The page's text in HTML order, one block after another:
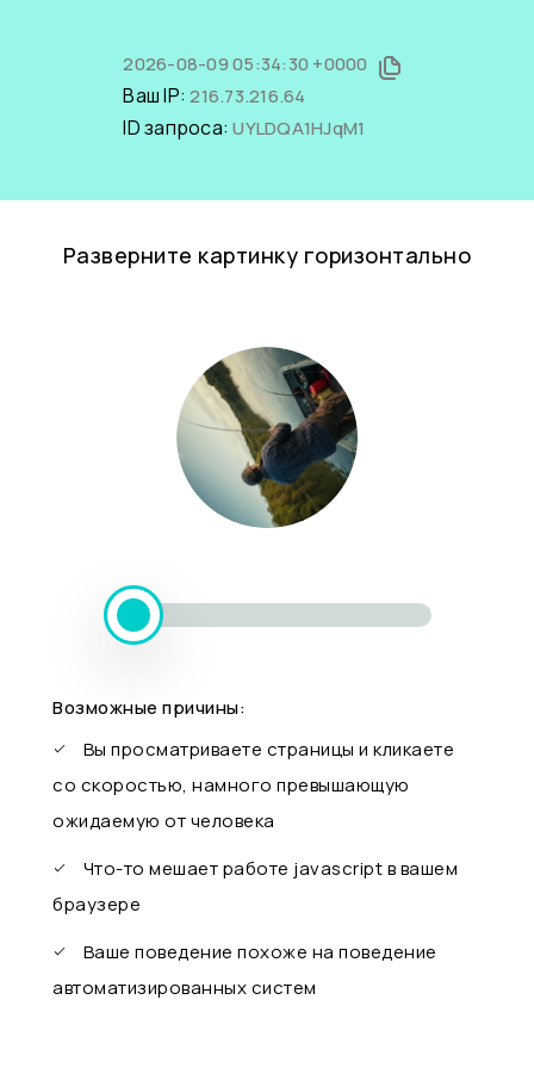
2026-08-09 05:34:30 +0000
Ваш IP:216.73.216.64
ID запроса:UYLDQA1HJqM1
Разверните картинку горизонтально
Возможные причины:
Вы просматриваете страницы и кликаете
со скоростью, намного превышающую
ожидаемую от человека
Что-то мешает работе javascript в вашем
браузере
Ваше поведение похоже на поведение
автоматизированных систем